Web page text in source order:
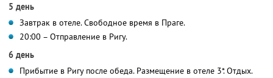
5 день
Завтрак в отеле. Свободное время в Праге.
20:00 – Отправление в Ригу.
6 день
Прибытие в Ригу после обеда. Размещение в отеле 3*. Отдых.